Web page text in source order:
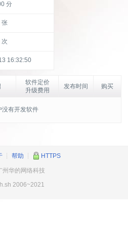
分
张
次
16:32:50
软件定价
升级费用
发布时间 购买
没有开发软件
┊ 帮助 HTTPS
州华的网络科技
2006~2021